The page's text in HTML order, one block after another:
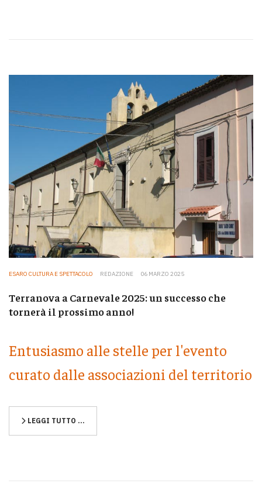
ESARO CULTURA E SPETTACOLO REDAZIONE 06 MARZO 2025
Terranova a Carnevale 2025: un successo che
tornerà il prossimo anno!
Entusiasmo alle stelle per l'evento
curato dalle associazioni del territorio
LEGGI TUTTO …